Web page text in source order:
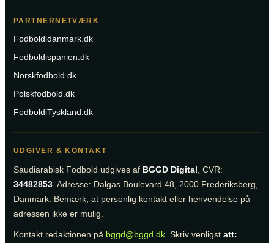
PARTNERNETVÆRK
Fodboldidanmark.dk
Fodboldispanien.dk
Norskfodbold.dk
Polskfodbold.dk
FodboldiTyskland.dk
UDGIVER & KONTAKT
Saudiarabisk Fodbold udgives af BGGD Digital, CVR:
34482853. Adresse: Dalgas Boulevard 48, 2000 Frederiksberg,
Danmark. Bemærk, at personlig kontakt eller henvendelse på
adressen ikke er mulig.
Kontakt redaktionen på bggd@bggd.dk. Skriv venligst att: